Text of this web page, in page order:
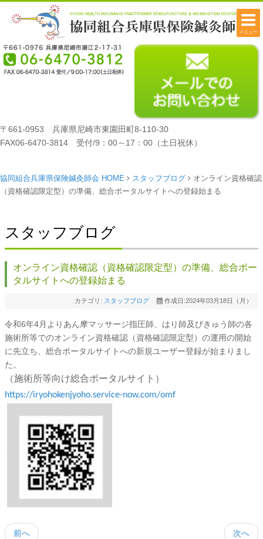
メニュー
〒661-0953 兵庫県尼崎市東園田町8-110-30
FAX06-6470-3814 受付/9：00～17：00（土日祝休）
協同組合兵庫県保険鍼灸師会 HOME スタッフブログ
オンライン資格確認
（資格確認限定型）の準備、総合ポータルサイトへの登録始まる
スタッフブログ
オンライン資格確認（資格確認限定型）の準備、総合ポー
タルサイトへの登録始まる
カテゴリ: スタッフブログ 作成日:2024年03月18日（月）
令和6年4月よりあん摩マッサージ指圧師、はり師及びきゅう師の各
施術所等でのオンライン資格確認（資格確認限定型）の運用の開始
に先立ち、総合ポータルサイトへの新規ユーザー登録が始まりまし
た。
（施術所等向け総合ポータルサイト）
https://iryohokenjyoho.service-now.com/omf
前へ 次へ